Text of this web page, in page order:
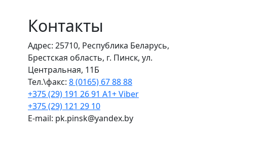
Контакты
Адрес: 25710, Республика Беларусь,
Брестская область, г. Пинск, ул.
Центральная, 11Б
Тел.\факс: 8 (0165) 67 88 88
+375 (29) 191 26 91 A1+ Viber
+375 (29) 121 29 10
E-mail: pk.pinsk@yandex.by